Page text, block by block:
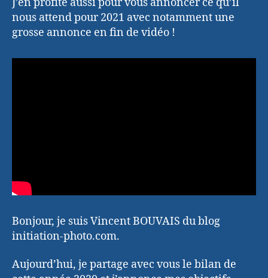
J’en profite aussi pour vous annoncer ce qu’il
nous attend pour 2021 avec notamment une
grosse annonce en fin de vidéo !
Bonjour, je suis Vincent BOUVAIS du blog
initiation-photo.com.
Aujourd’hui, je partage avec vous le bilan de